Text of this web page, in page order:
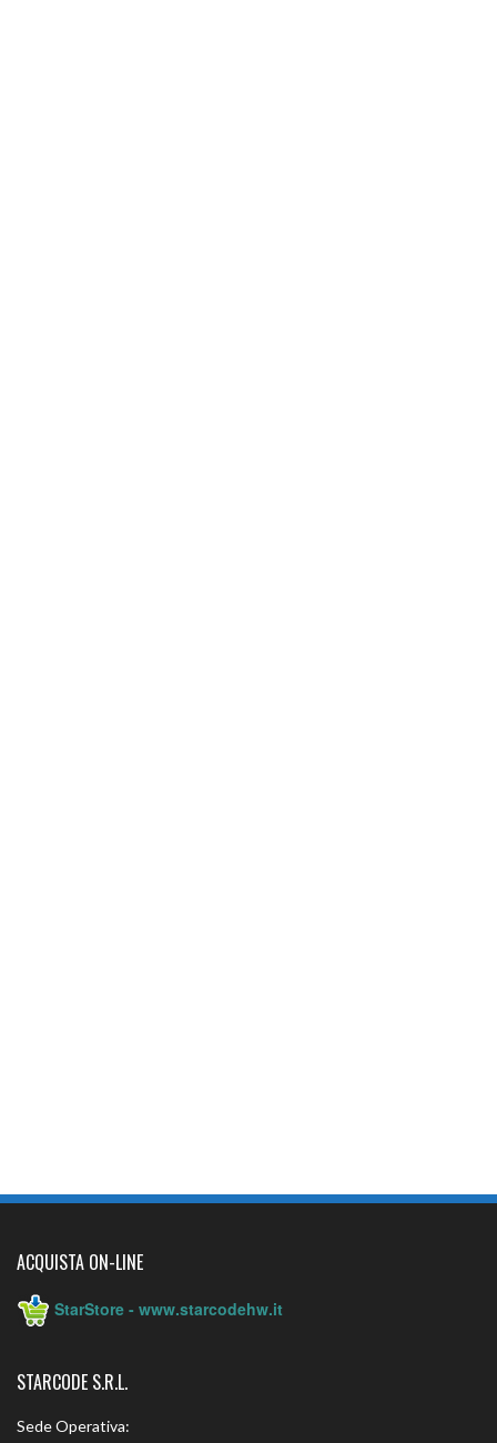
ACQUISTA ON-LINE
StarStore - www.starcodehw.it
STARCODE S.R.L.
Sede Operativa: